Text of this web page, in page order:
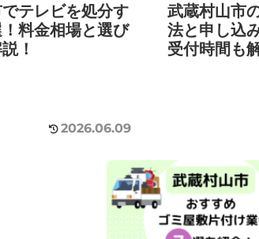
テレビを処分す
料金相場と選び
！
2026.06.09
武蔵村山市
法と申し込
受付時間も